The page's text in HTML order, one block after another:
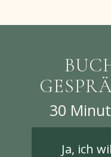
30
Ja, ich